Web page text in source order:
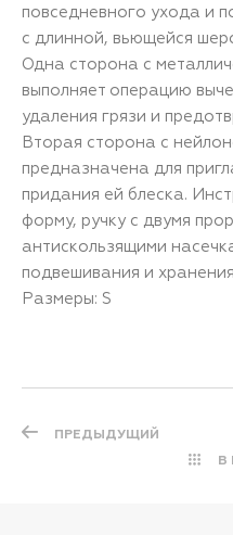
повседневного ухода и
с длинной, вьющейся
Одна сторона с
выполняет операцию
удаления грязи и
Вторая сторона с
предназначена для
придания ей блеска.
форму, ручку с двумя
антискользящими
подвешивания и
Размеры: S
ПРЕДЫДУЩИЙ
В